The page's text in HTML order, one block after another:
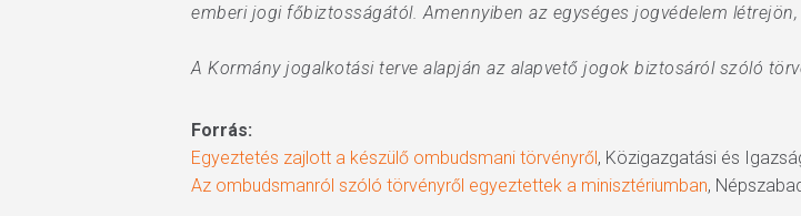
emberi jogi főbiztosságától. Amennyiben az egységes jogvédelem létrejön,
A Kormány jogalkotási terve alapján az alapvető jogok biztosáról szóló
Forrás:
Egyeztetés zajlott a készülő ombudsmani törvényről, Közigazgatási és
Az ombudsmanról szóló törvényről egyeztettek a minisztériumban,